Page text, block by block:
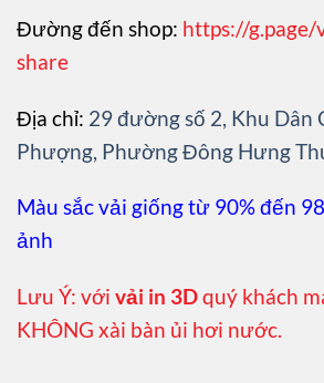
Đường đến shop: https://g.page/
share
Địa chỉ: 29 đường số 2, Khu Dân
Phượng, Phường Đông Hưng
Màu sắc vải giống từ 90% đến
ảnh
Lưu Ý: với vải in 3Dquý khách
KHÔNG xài bàn ủi hơi nước.